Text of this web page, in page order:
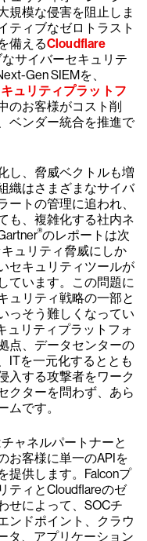
規模な侵害を阻止しま
ティブなゼロトラスト
備えるCloudflare
サイバーセキュリテ
Gen SIEMを、
ュリティプラットフ
のお客様がコスト削
ベンダー統合を推進で
し、脅威ベクトルも増
織はさまざまなサイバ
トの管理に追われ、
も、複雑化する社内ネ
®のレポートは次
ュリティ脅威にしか
セキュリティツールが
ています。この問題に
ュリティ戦略の一部と
っそう難しくなってい
ュリティプラットフォ
点、データセンターの
ITを一元化するととも
入する攻撃者をワーク
クターを問わず、あら
ムです。
ャネルパートナーと
お客様に単一のAPIを
提供します。Falconプ
ティとCloudflareのゼ
せによって、SOCチ
ンドポイント、クラウ
タ、アプリケーション